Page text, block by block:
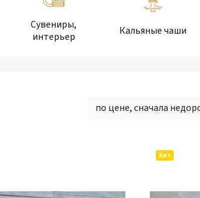
Сувениры,
интерьер
Кальяные чаши
по цене, сначала
Хит